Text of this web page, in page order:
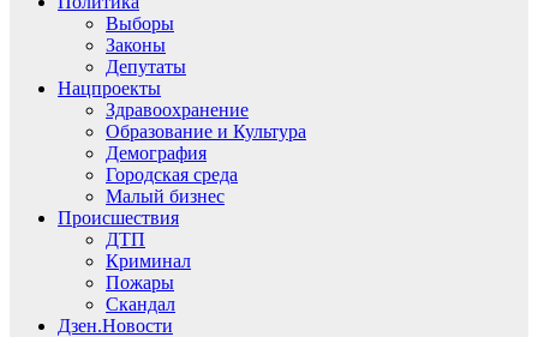
Выборы
Законы
Депутаты
Нацпроекты
Здравоохранение
Образование и Культура
Демография
Городская среда
Малый бизнес
Происшествия
ДТП
Криминал
Пожары
Скандал
Дзен.Новости